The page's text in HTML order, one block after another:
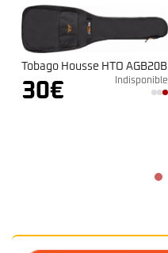
Tobago Housse HTO AGB20B
30€ Indisponible